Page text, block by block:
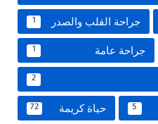
جراحة القلب والصدر 1
جراحة عامة 1
2
5 حياة كريمة 72